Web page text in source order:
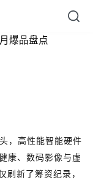
爆品盘点
，高性能智能硬件
康、数码影像与虚
新了筹资纪录，